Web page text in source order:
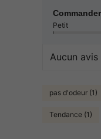
Petit
Aucun avis
pas d'odeur (1)
Tendance (1)